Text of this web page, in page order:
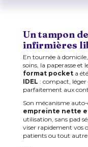
Un tampon
infirmières
En tournée à
soins, la paperasse et
format pocketa
IDEL : compact,
parfaitement aux
Son mécanisme
empreinte nette
utilisation, sans pad
viser rapidement vos
patients ou tout